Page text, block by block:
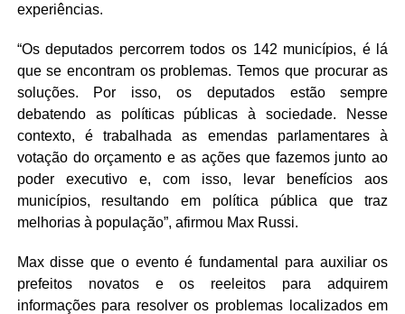
experiências.
“Os deputados percorrem todos os 142 municípios, é lá
que se encontram os problemas. Temos que procurar as
soluções. Por isso, os deputados estão sempre
debatendo as políticas públicas à sociedade. Nesse
contexto, é trabalhada as emendas parlamentares à
votação do orçamento e as ações que fazemos junto ao
poder executivo e, com isso, levar benefícios aos
municípios, resultando em política pública que traz
melhorias à população”, afirmou Max Russi.
Max disse que o evento é fundamental para auxiliar os
prefeitos novatos e os reeleitos para adquirem
informações para resolver os problemas localizados em